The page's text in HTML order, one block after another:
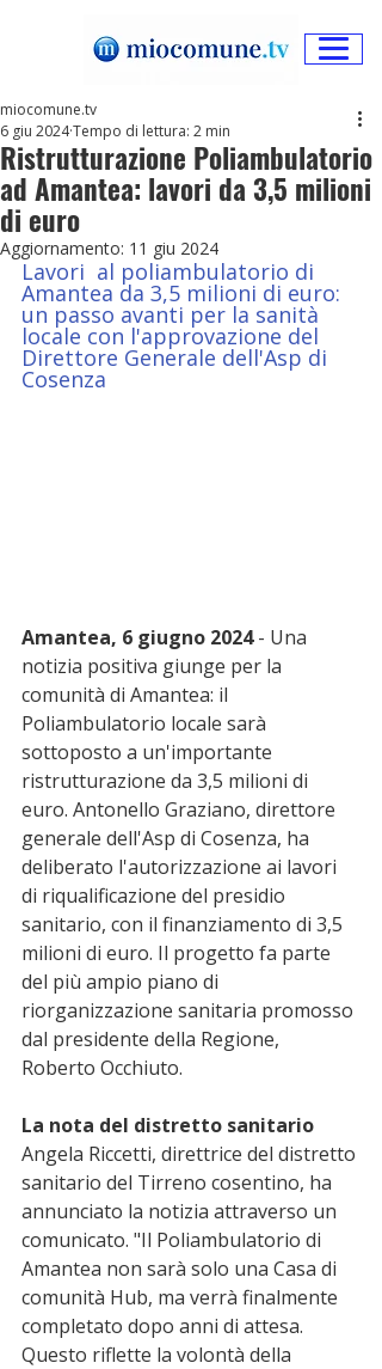
Ristrutturazione Poliambulatorio
ad Amantea: lavori da 3,5 milioni
di euro
miocomune.tv
6 giu 2024Tempo di lettura: 2 min
Aggiornamento: 11 giu 2024
Lavori  al poliambulatorio di
Amantea da 3,5 milioni di euro:
un passo avanti per la sanità
locale con l'approvazione del
Direttore Generale dell'Asp di
Cosenza
Amantea, 6 giugno 2024 - Una
notizia positiva giunge per la
comunità di Amantea: il
Poliambulatorio locale sarà
sottoposto a un'importante
ristrutturazione da 3,5 milioni di
euro. Antonello Graziano, direttore
generale dell'Asp di Cosenza, ha
deliberato l'autorizzazione ai lavori
di riqualificazione del presidio
sanitario, con il finanziamento di 3,5
milioni di euro. Il progetto fa parte
del più ampio piano di
riorganizzazione sanitaria promosso
dal presidente della Regione,
Roberto Occhiuto.
La nota del distretto sanitario
Angela Riccetti, direttrice del distretto
sanitario del Tirreno cosentino, ha
annunciato la notizia attraverso un
comunicato. "Il Poliambulatorio di
Amantea non sarà solo una Casa di
comunità Hub, ma verrà finalmente
completato dopo anni di attesa.
Questo riflette la volontà della